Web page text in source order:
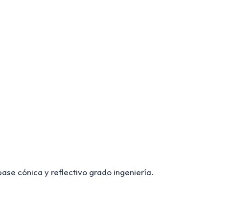
cónica y reflectivo grado ingeniería.